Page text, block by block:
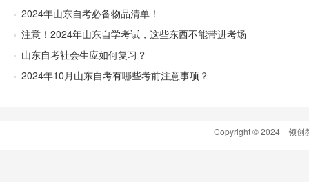
2024年山东自考必备物品清单！
注意！2024年山东自学考试，这些东西不能带进考场
山东自考社会生应如何复习？
2024年10月山东自考有哪些考前注意事项？
Copyright © 2024 领创